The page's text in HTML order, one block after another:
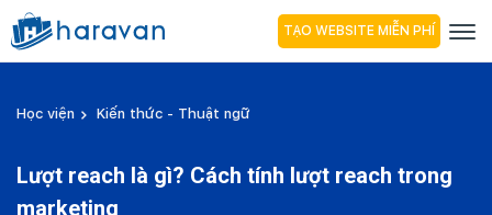
TẠO WEBSITE MIỄN PHÍ
Học viện Kiến thức - Thuật ngữ
Lượt reach là gì? Cách tính lượt reach trong
marketing